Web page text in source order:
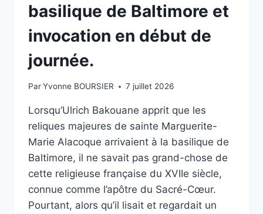
basilique de Baltimore et
invocation en début de
journée.
ParYvonne BOURSIER 7 juillet 2026
Lorsqu’Ulrich Bakouane apprit que les
reliques majeures de sainte Marguerite-
Marie Alacoque arrivaient à la basilique de
Baltimore, il ne savait pas grand-chose de
cette religieuse française du XVIIe siècle,
connue comme l’apôtre du Sacré-Cœur.
Pourtant, alors qu’il lisait et regardait un